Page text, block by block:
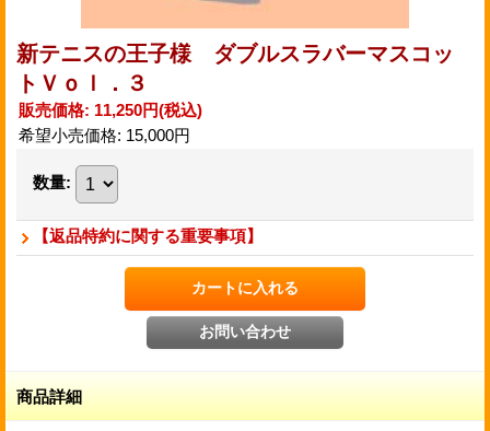
新テニスの王子様 ダブルスラバーマスコッ
トＶｏｌ．３
販売価格: 11,250円(税込)
希望小売価格: 15,000円
数量:
【返品特約に関する重要事項】
商品詳細